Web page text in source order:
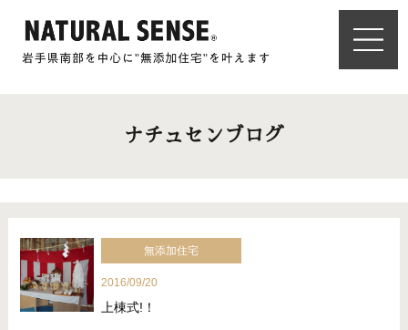
ナチュセンブログ
無添加住宅
2016/09/20
上棟式!！